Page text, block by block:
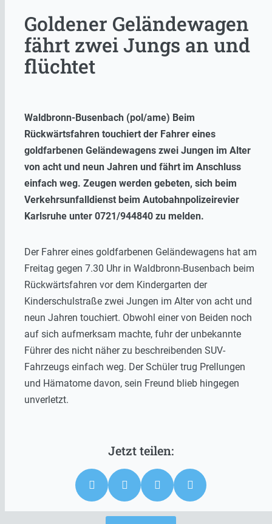
Goldener Geländewagen
fährt zwei Jungs an und
flüchtet
Waldbronn-Busenbach (pol/ame) Beim
Rückwärtsfahren touchiert der Fahrer eines
goldfarbenen Geländewagens zwei Jungen im Alter
von acht und neun Jahren und fährt im Anschluss
einfach weg. Zeugen werden gebeten, sich beim
Verkehrsunfalldienst beim Autobahnpolizeirevier
Karlsruhe unter 0721/944840 zu melden.
Der Fahrer eines goldfarbenen Geländewagens hat am
Freitag gegen 7.30 Uhr in Waldbronn-Busenbach beim
Rückwärtsfahren vor dem Kindergarten der
Kinderschulstraße zwei Jungen im Alter von acht und
neun Jahren touchiert. Obwohl einer von Beiden noch
auf sich aufmerksam machte, fuhr der unbekannte
Führer des nicht näher zu beschreibenden SUV-
Fahrzeugs einfach weg. Der Schüler trug Prellungen
und Hämatome davon, sein Freund blieb hingegen
unverletzt.